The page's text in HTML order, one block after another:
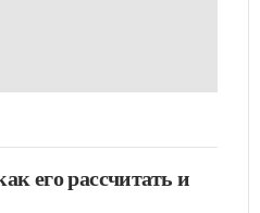
его рассчитать и